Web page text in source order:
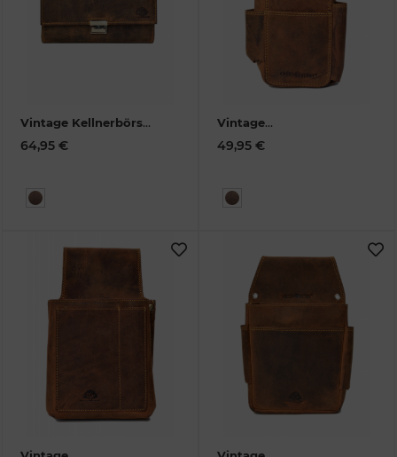
Vintage Kellnerbörse
Rindleder
64,95 €
Vintage
Kellnertasche extra
strong Leder
49,95 €